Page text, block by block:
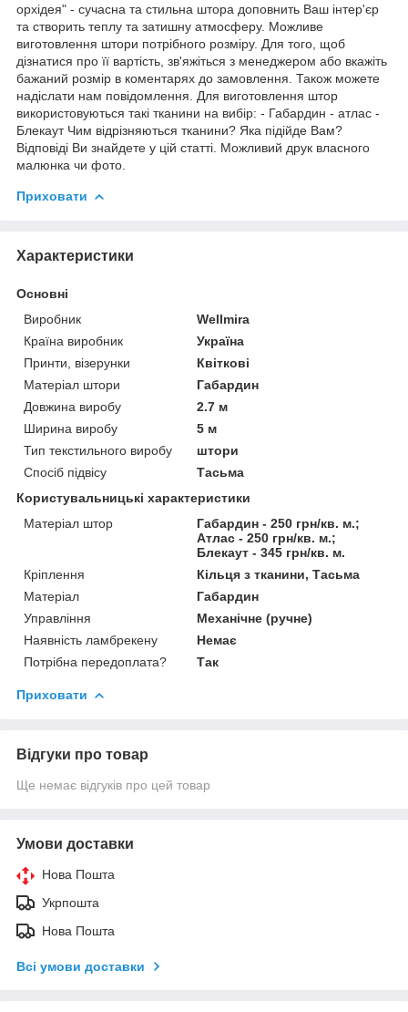
орхідея" - сучасна та стильна штора доповнить Ваш інтер'єр
та створить теплу та затишну атмосферу. Можливе
виготовлення штори потрібного розміру. Для того, щоб
дізнатися про її вартість, зв'яжіться з менеджером або вкажіть
бажаний розмір в коментарях до замовлення. Також можете
надіслати нам повідомлення. Для виготовлення штор
використовуються такі тканини на вибір: - Габардин - атлас -
Блекаут Чим відрізняються тканини? Яка підійде Вам?
Відповіді Ви знайдете у цій статті. Можливий друк власного
малюнка чи фото.
Приховати
Характеристики
Основні
Виробник
Wellmira
Країна виробник
Україна
Принти, візерунки
Квіткові
Матеріал штори
Габардин
Довжина виробу
2.7 м
Ширина виробу
5 м
Тип текстильного виробу
штори
Спосіб підвісу
Тасьма
Користувальницькі характеристики
Матеріал штор
Габардин - 250 грн/кв. м.;
Атлас - 250 грн/кв. м.;
Блекаут - 345 грн/кв. м.
Кріплення
Кільця з тканини, Тасьма
Матеріал
Габардин
Управління
Механічне (ручне)
Наявність ламбрекену
Немає
Потрібна передоплата?
Так
Приховати
Відгуки про товар
Ще немає відгуків про цей товар
Умови доставки
Нова Пошта
Укрпошта
Нова Пошта
Всі умови доставки